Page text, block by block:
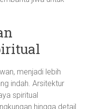
menjadi lebih
indah. Arsitektur
spiritual
hingga detail